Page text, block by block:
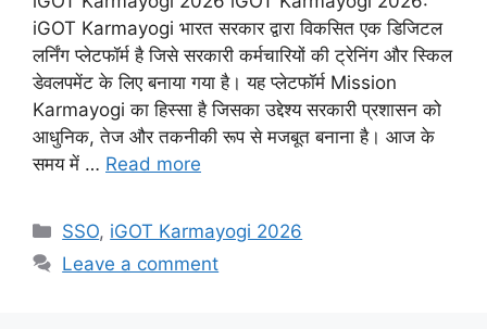
iGOT Karmayogi भारत सरकार द्वारा विकसित एक डिजिटल
लर्निंग प्लेटफॉर्म है जिसे सरकारी कर्मचारियों की ट्रेनिंग और स्किल
डेवलपमेंट के लिए बनाया गया है। यह प्लेटफॉर्म Mission
Karmayogi का हिस्सा है जिसका उद्देश्य सरकारी प्रशासन को
आधुनिक, तेज और तकनीकी रूप से मजबूत बनाना है। आज के
समय में … Read more
Categories
SSO, iGOT Karmayogi 2026
Leave a comment